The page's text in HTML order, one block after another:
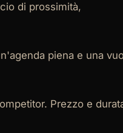
di prossimità,
piena e una
Prezzo e